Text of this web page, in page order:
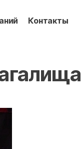
Контакты